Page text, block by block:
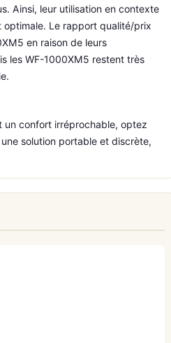
Ainsi, leur utilisation en contexte
Le rapport qualité/prix
en raison de leurs
les WF-1000XM5 restent très
un confort irréprochable, optez
solution portable et discrète,